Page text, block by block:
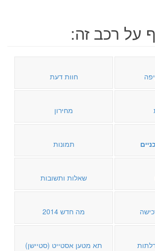
על רכב זה:
חוות דעת
מחירון
תמונות
שאלות ותשובות
מה חדש 2014
תא מטען אסטייט (סטיישן)